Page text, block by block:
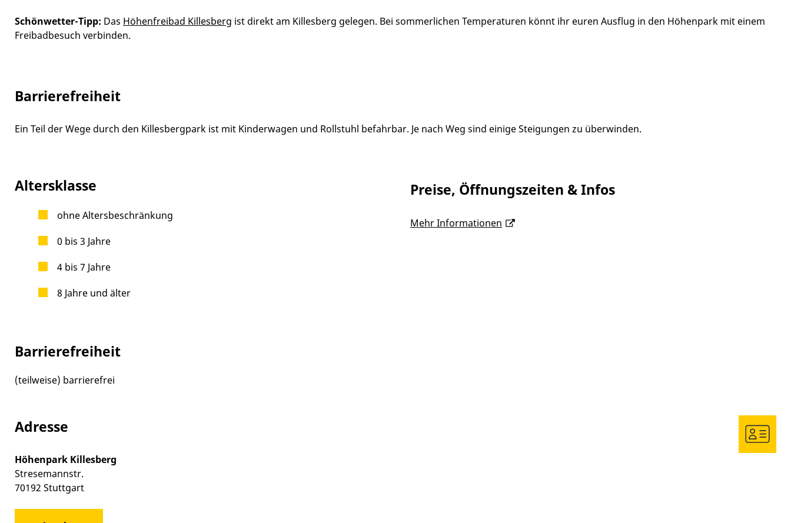
Schönwetter-Tipp: Das Höhenfreibad Killesberg ist direkt am Killesberg gelegen. Bei sommerlichen Temperaturen könnt ihr euren Ausflug in den Höhenpark mit einem
Freibadbesuch verbinden.
Barrierefreiheit
Ein Teil der Wege durch den Killesbergpark ist mit Kinderwagen und Rollstuhl befahrbar. Je nach Weg sind einige Steigungen zu überwinden.
Altersklasse
ohne Altersbeschränkung
0 bis 3 Jahre
4 bis 7 Jahre
8 Jahre und älter
Preise, Öffnungszeiten & Infos
Mehr Informationen
Barrierefreiheit
(teilweise) barrierefrei
Adresse
Höhenpark Killesberg
Stresemannstr.
70192 Stuttgart